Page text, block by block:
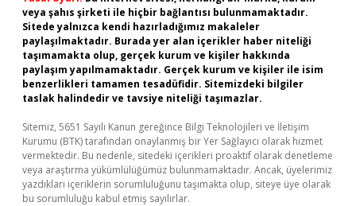
veya şahıs şirketi ile hiçbir bağlantısı bulunmamaktadır.
Sitede yalnızca kendi hazırladığımız makaleler
paylaşılmaktadır. Burada yer alan içerikler haber niteliği
taşımamakta olup, gerçek kurum ve kişiler hakkında
paylaşım yapılmamaktadır. Gerçek kurum ve kişiler ile isim
benzerlikleri tamamen tesadüfidir. Sitemizdeki bilgiler
taslak halindedir ve tavsiye niteliği taşımazlar.
Sitemiz, 5651 Sayılı Kanun gereğince Bilgi Teknolojileri ve İletişim
Kurumu (BTK) tarafından onaylanmış bir Yer Sağlayıcı olarak hizmet
vermektedir. Bu nedenle, sitedeki içerikleri proaktif olarak denetleme
veya araştırma yükümlülüğümüz bulunmamaktadır. Ancak, üyelerimiz
yazdıkları içeriklerin sorumluluğunu taşımakta olup, siteye üye olarak
bu sorumluluğu kabul etmiş sayılırlar.